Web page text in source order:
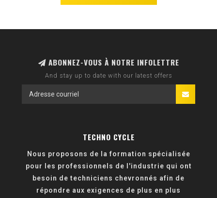
ABONNEZ-VOUS À NOTRE INFOLETTRE
And stay up to date with our latest offers
TECHNO CYCLE
Nous proposons de la formation spécialisée
pour les professionnels de l'industrie qui ont
besoin de techniciens chevronnés afin de
répondre aux exigences de plus en plus